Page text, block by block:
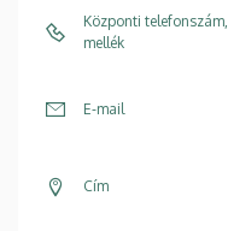
Központi telefonszám,
mellék
E-mail
Cím